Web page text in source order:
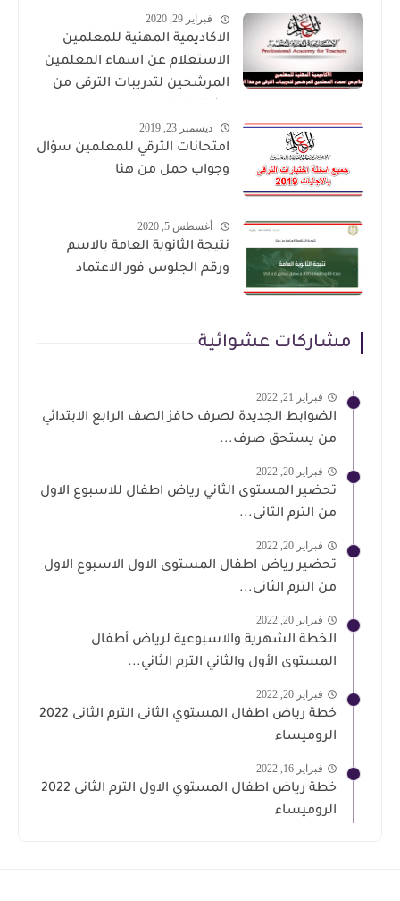
فبراير 29, 2020
الاكاديمية المهنية للمعلمين
الاستعلام عن اسماء المعلمين
المرشحين لتدريبات الترقى من
ديسمبر 23, 2019
امتحانات الترقي للمعلمين سؤال
وجواب حمل من هنا
أغسطس 5, 2020
نتيجة الثانوية العامة بالاسم
ورقم الجلوس فور الاعتماد
مشاركات عشوائية
فبراير 21, 2022
الضوابط الجديدة لصرف حافز الصف الرابع الابتدائي
من يستحق صرف...
فبراير 20, 2022
تحضير المستوى الثاني رياض اطفال للاسبوع الاول
من الترم الثانى...
فبراير 20, 2022
تحضير رياض اطفال المستوى الاول الاسبوع الاول
من الترم الثانى...
فبراير 20, 2022
الخطة الشهرية والاسبوعية لرياض أطفال
المستوى الأول والثاني الترم الثاني...
فبراير 20, 2022
خطة رياض اطفال المستوي الثانى الترم الثانى 2022
الروميساء
فبراير 16, 2022
خطة رياض اطفال المستوي الاول الترم الثانى 2022
الروميساء